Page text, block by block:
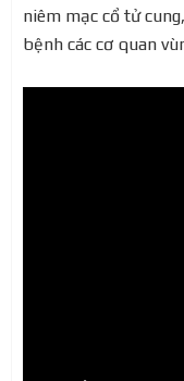
niêm mạc cổ tử
bệnh các cơ quan